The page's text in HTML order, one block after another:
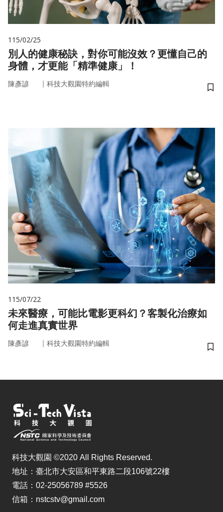
115/02/25
別人的健康秘訣，對你可能沒效？更懂自己的
身體，才更能「精準健康」！
陳彥諺 ｜ 科技大觀園特約編輯
儲
115/07/22
未來醫療，可能比電影更科幻？客製化治療如
何走進真實世界
陳彥諺 ｜ 科技大觀園特約編輯
儲
科技大觀園 ©2020 All Rights Reserved.
地址：臺北市大安區和平東路二段106號22樓
電話：02-25056789 #5526
信箱：nstcstv@gmail.com